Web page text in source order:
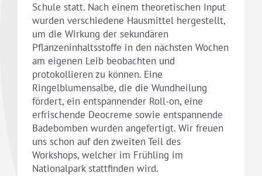
Schule statt. Nach einem theoretischen Input
wurden verschiedene Hausmittel hergestellt,
um die Wirkung der sekundären
Pflanzeninhaltsstoffe in den nächsten Wochen
am eigenen Leib beobachten und
protokollieren zu können. Eine
Ringelblumensalbe, die die Wundheilung
fördert, ein entspannender Roll-on, eine
erfrischende Deocreme sowie entspannende
Badebomben wurden angefertigt. Wir freuen
uns schon auf den zweiten Teil des
Workshops, welcher im Frühling im
Nationalpark stattfinden wird.